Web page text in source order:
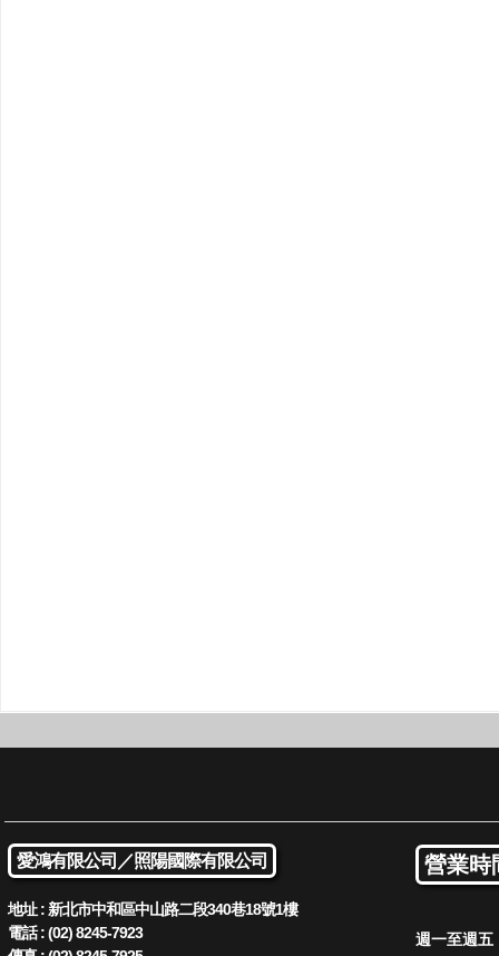
愛鴻有限公司／照陽國際有限公司
地址 : 新北市中和區中山路二段340巷18號1樓
電話 : (02) 8245-7923
營業時
週一至週